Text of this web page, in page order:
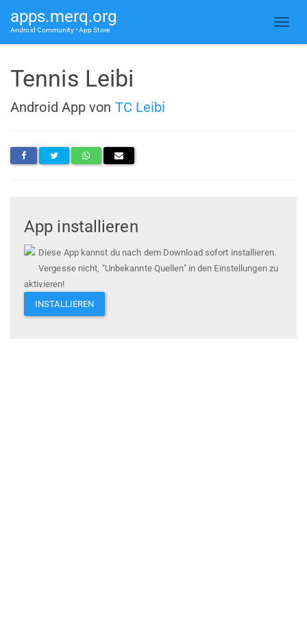
apps.merq.org
Android Community • App Store
Tennis Leibi
Android App von TC Leibi
App installieren
Diese App kannst du nach dem Download sofort installieren.
Vergesse nicht, "Unbekannte Quellen" in den Einstellungen zu
aktivieren!
INSTALLIEREN